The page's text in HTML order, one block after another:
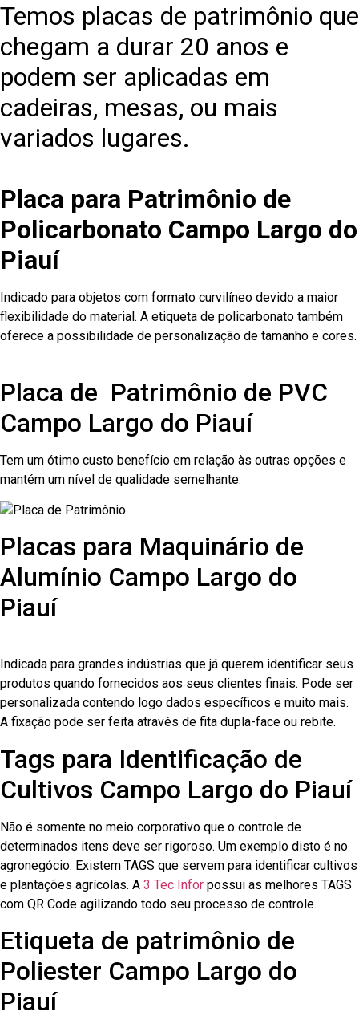
Temos placas de patrimônio que
chegam a durar 20 anos e
podem ser aplicadas em
cadeiras, mesas, ou mais
variados lugares.
Placa para Patrimônio de
Policarbonato Campo Largo do
Piauí
Indicado para objetos com formato curvilíneo devido a maior
flexibilidade do material. A etiqueta de policarbonato também
oferece a possibilidade de personalização de tamanho e cores.
Placa de Patrimônio de PVC
Campo Largo do Piauí
Tem um ótimo custo benefício em relação às outras opções e
mantém um nível de qualidade semelhante.
Placas para Maquinário de
Alumínio Campo Largo do
Piauí
Indicada para grandes indústrias que já querem identificar seus
produtos quando fornecidos aos seus clientes finais. Pode ser
personalizada contendo logo dados específicos e muito mais.
A fixação pode ser feita através de fita dupla-face ou rebite.
Tags para Identificação de
Cultivos Campo Largo do Piauí
Não é somente no meio corporativo que o controle de
determinados itens deve ser rigoroso. Um exemplo disto é no
agronegócio. Existem TAGS que servem para identificar cultivos
e plantações agrícolas. A 3 Tec Infor possui as melhores TAGS
com QR Code agilizando todo seu processo de controle.
Etiqueta de patrimônio de
Poliester Campo Largo do
Piauí